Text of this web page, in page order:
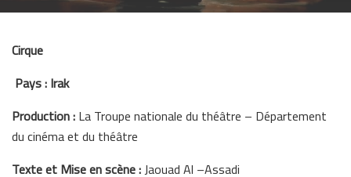
Cirque
Pays : Irak
Production :La Troupe nationale du théâtre – Département
du cinéma et du théâtre
Texte et Mise en scène :Jaouad Al –Assadi